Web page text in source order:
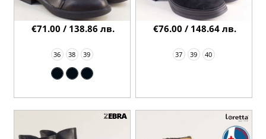
36 38 39
€71.00 / 138.86 лв.
37 39 40
€76.00 / 148.64 лв.